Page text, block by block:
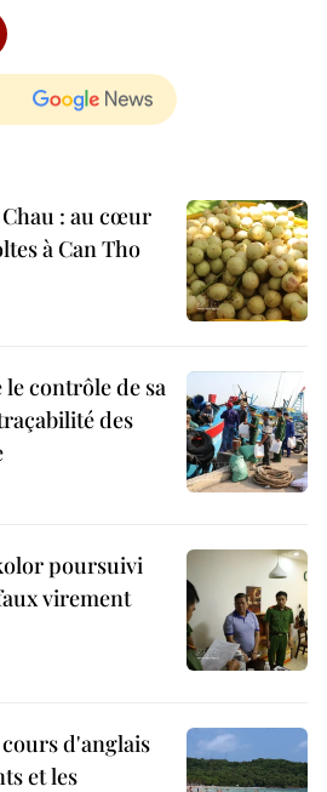
Chau : au cœur
à Can Tho
contrôle de sa
des
poursuivi
virement
d'anglais
et les